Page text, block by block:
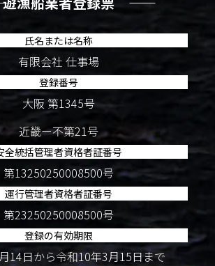
氏名または名称
有限会社 仕事場
登録番号
大阪 第1345号
近畿ー不第21号
全統括管理者資格者証番号
第13250250008500号
運行管理者資格者証番号
第23250250008500号
登録の有効期限
14日から令和10年3月15日まで